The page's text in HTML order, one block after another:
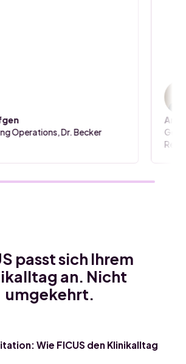
Operations, Dr. Becker
passt sich Ihrem
an. Nicht
umgekehrt.
Wie FICUS den Klinikalltag